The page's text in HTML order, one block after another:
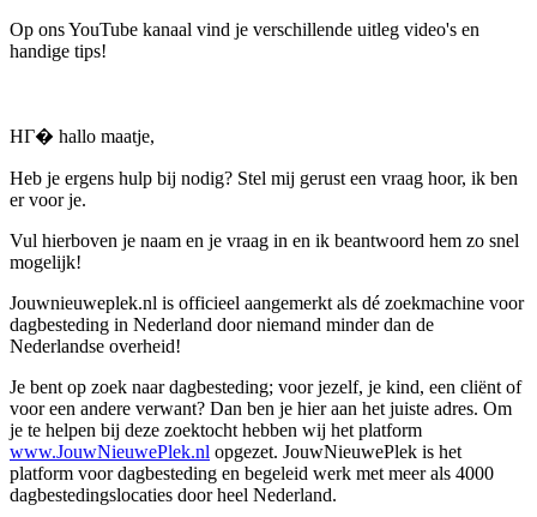
Op ons YouTube kanaal vind je verschillende uitleg video's en
handige tips!
HГ� hallo maatje,
Heb je ergens hulp bij nodig? Stel mij gerust een vraag hoor, ik ben
er voor je.
Vul hierboven je naam en je vraag in en ik beantwoord hem zo snel
mogelijk!
Jouwnieuweplek.nl is officieel aangemerkt als dé zoekmachine voor
dagbesteding in Nederland door niemand minder dan de
Nederlandse overheid!
Je bent op zoek naar dagbesteding; voor jezelf, je kind, een cliënt of
voor een andere verwant? Dan ben je hier aan het juiste adres. Om
je te helpen bij deze zoektocht hebben wij het platform
www.JouwNieuwePlek.nl opgezet. JouwNieuwePlek is het
platform voor dagbesteding en begeleid werk met meer als 4000
dagbestedingslocaties door heel Nederland.